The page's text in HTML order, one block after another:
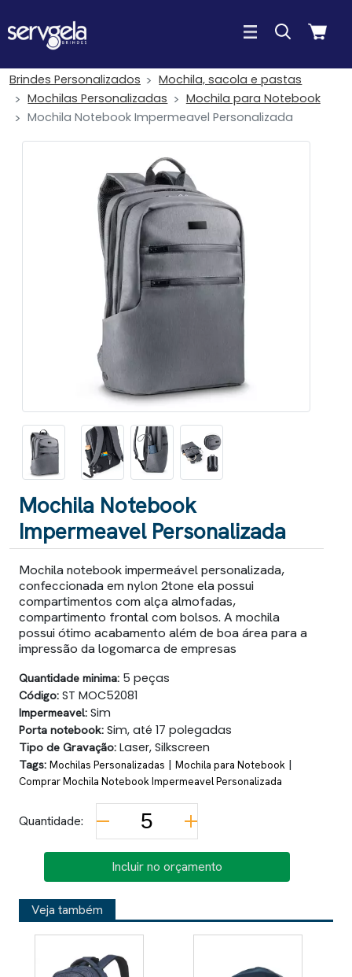
Brindes Personalizados
Mochila, sacola e pastas
Mochilas Personalizadas
Mochila para Notebook
Mochila Notebook Impermeavel Personalizada
Mochila Notebook
Impermeavel Personalizada
Mochila notebook impermeável personalizada,
confeccionada em nylon 2tone ela possui
compartimentos com alça almofadas,
compartimento frontal com bolsos. A mochila
possui ótimo acabamento além de boa área para a
impressão da logomarca de empresas
Quantidade minima: 5 peças
Código: ST MOC52081
Impermeavel: Sim
Porta notebook: Sim, até 17 polegadas
Tipo de Gravação: Laser, Silkscreen
Tags: Mochilas Personalizadas | Mochila para Notebook |
Comprar Mochila Notebook Impermeavel Personalizada
Quantidade:
Incluir no orçamento
Veja também